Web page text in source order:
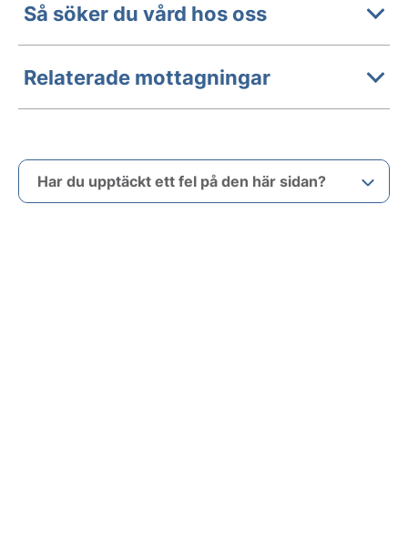
Så söker du vård hos oss
Relaterade mottagningar
Har du upptäckt ett fel på den här sidan?